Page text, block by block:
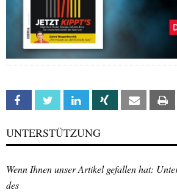
Facebook Twitter Linkedin Xing Email
UNTERSTÜTZUNG
Wenn Ihnen unser Artikel gefallen hat:
des